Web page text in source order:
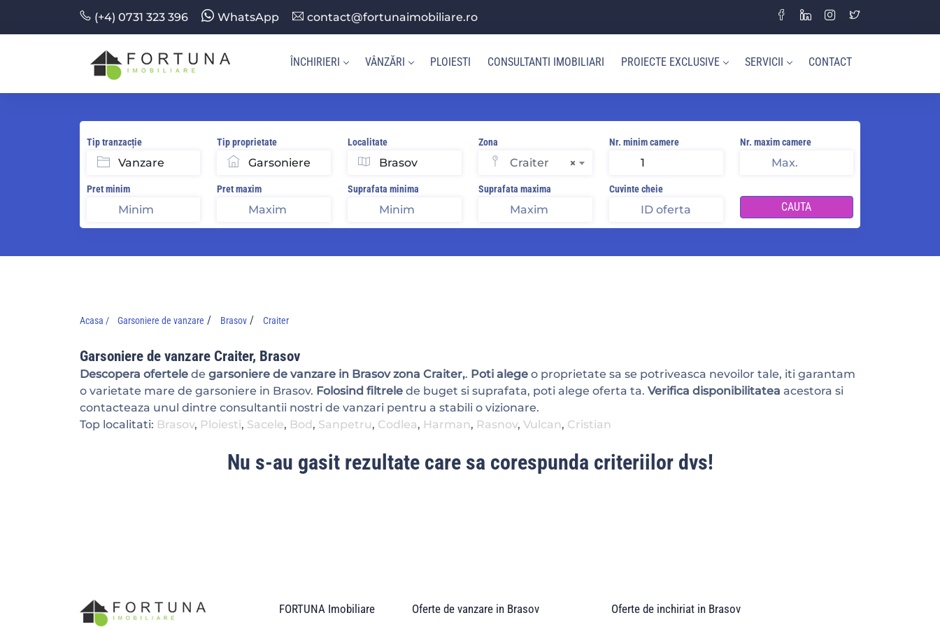
(+4) 0731 323 396 WhatsApp contact@fortunaimobiliare.ro
ÎNCHIRIERI VÂNZĂRI PLOIESTI CONSULTANTI IMOBILIARI PROIECTE EXCLUSIVE SERVICII CONTACT
Tip tranzacție Tip proprietate Localitate Zona
×
Craiter
Nr. minim camere Nr. maxim camere
Pret minim Pret maxim Suprafata minima Suprafata maxima Cuvinte cheie
CAUTA
Acasa / Garsoniere de vanzare / Brasov / Craiter
Garsoniere de vanzare Craiter, Brasov
Descopera ofertele de garsoniere de vanzare in Brasov zona Craiter,. Poti alege o proprietate sa se potriveasca nevoilor tale, iti garantam
o varietate mare de garsoniere in Brasov. Folosind filtrele de buget si suprafata, poti alege oferta ta. Verifica disponibilitatea acestora si
contacteaza unul dintre consultantii nostri de vanzari pentru a stabili o vizionare.
Top localitati: Brasov, Ploiesti, Sacele, Bod , Sanpetru, Codlea, Harman, Rasnov, Vulcan, Cristian
Nu s-au gasit rezultate care sa corespunda criteriilor dvs!
FORTUNA Imobiliare Oferte de vanzare in Brasov Oferte de inchiriat in Brasov